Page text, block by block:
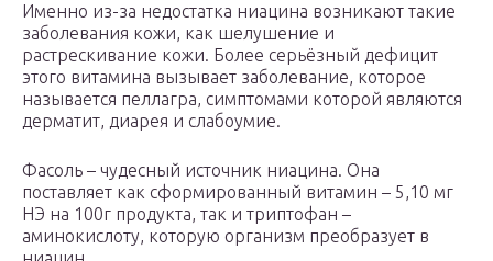
Именно из-за недостатка ниацина возникают такие
заболевания кожи, как шелушение и
растрескивание кожи. Более серьёзный дефицит
этого витамина вызывает заболевание, которое
называется пеллагра, симптомами которой являются
дерматит, диарея и слабоумие.
Фасоль – чудесный источник ниацина. Она
поставляет как сформированный витамин – 5,10 мг
НЭ на 100г продукта, так и триптофан –
аминокислоту, которую организм преобразует в